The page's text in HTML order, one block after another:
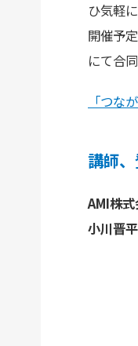
ひ気軽
開催予
にて合
「つな
講師
AMI株
小川晋